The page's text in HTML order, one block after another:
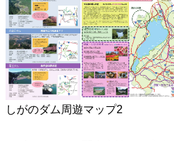
しがのダム周遊マップ2